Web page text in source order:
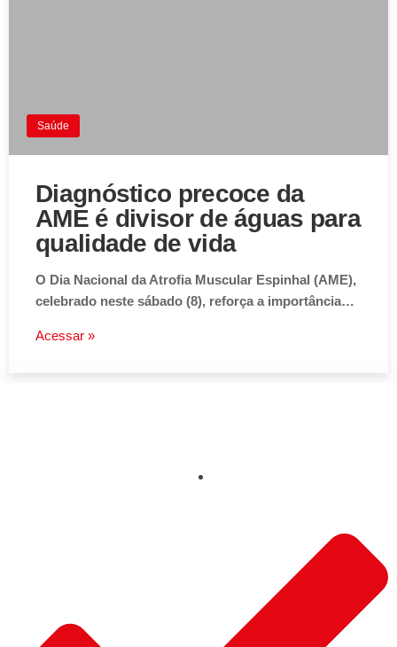
Saúde
Diagnóstico precoce da
AME é divisor de águas para
qualidade de vida
O Dia Nacional da Atrofia Muscular Espinhal (AME),
celebrado neste sábado (8), reforça a importância…
Acessar »